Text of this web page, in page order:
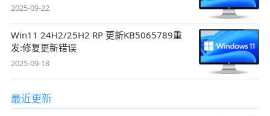
2025-09-22
Win11 24H2/25H2 RP 更新KB5065789重
发:修复更新错误
2025-09-18
最近更新